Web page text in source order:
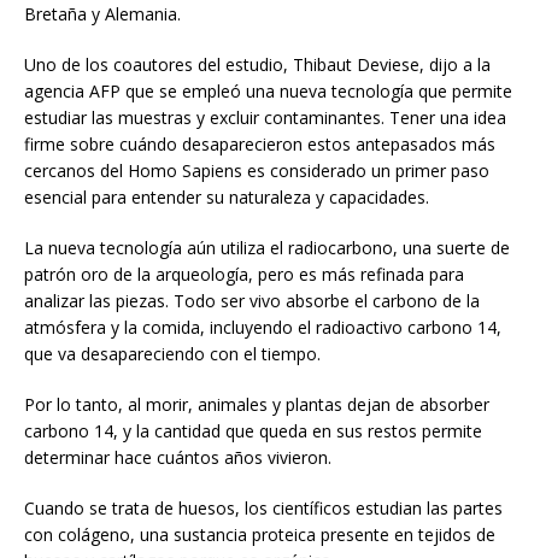
Bretaña y Alemania.
Uno de los coautores del estudio, Thibaut Deviese, dijo a la
agencia AFP que se empleó una nueva tecnología que permite
estudiar las muestras y excluir contaminantes. Tener una idea
firme sobre cuándo desaparecieron estos antepasados más
cercanos del Homo Sapiens es considerado un primer paso
esencial para entender su naturaleza y capacidades.
La nueva tecnología aún utiliza el radiocarbono, una suerte de
patrón oro de la arqueología, pero es más refinada para
analizar las piezas. Todo ser vivo absorbe el carbono de la
atmósfera y la comida, incluyendo el radioactivo carbono 14,
que va desapareciendo con el tiempo.
Por lo tanto, al morir, animales y plantas dejan de absorber
carbono 14, y la cantidad que queda en sus restos permite
determinar hace cuántos años vivieron.
Cuando se trata de huesos, los científicos estudian las partes
con colágeno, una sustancia proteica presente en tejidos de